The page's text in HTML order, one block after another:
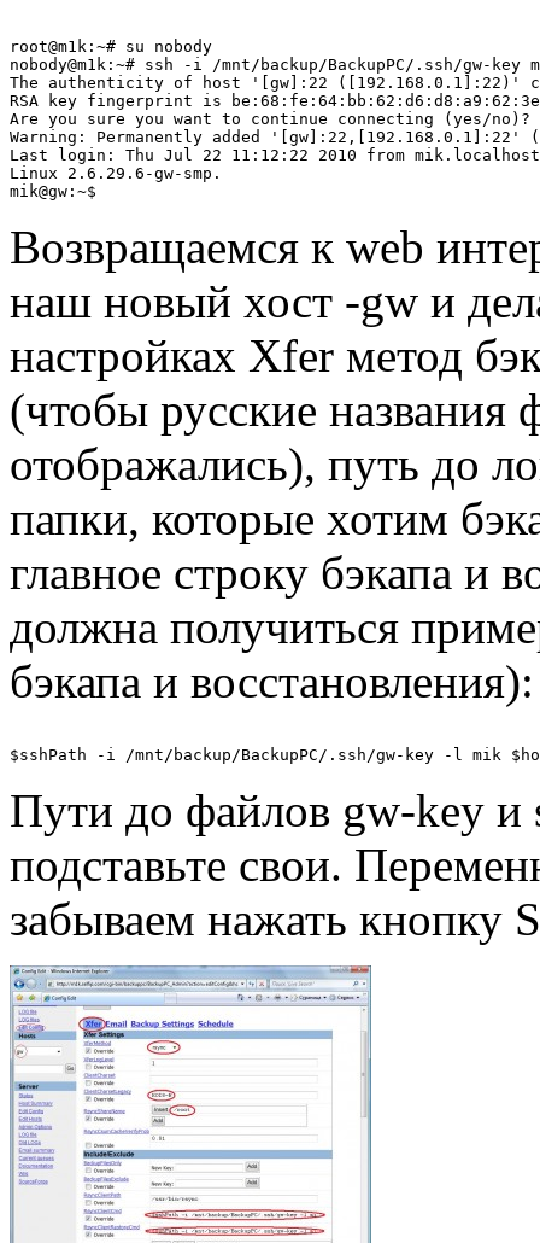
root@m1k:~# su nobody
nobody@m1k:~# ssh -i /mnt/backup/BackupPC/.ssh/gw-key
The authenticity of host '[gw]:22 ([192.168.0.1]:22)'
RSA key fingerprint is
Are you sure you want to continue connecting (yes/no)?
Warning: Permanently added
Last login: Thu Jul 22 11:12:22 2010 from mik.localhost
Linux 2.6.29.6-gw-smp.
Возвращаемся к web
наш новый хост -gw и
настройках Xfer метод
(чтобы русские названия
отображались), путь до
папки, которые хотим
главное строку бэкапа и
должна получиться
бэкапа и восстановления):
Пути до файлов gw-key и
подставьте свои.
забываем нажать кнопку